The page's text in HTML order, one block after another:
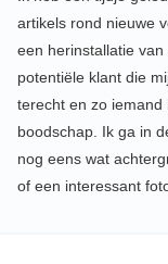
artikels rond nieuwe
een herinstallatie
potentiële klant die
terecht en zo iemand
boodschap. Ik ga in
nog eens wat
of een interessant